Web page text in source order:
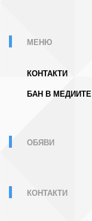
МЕНЮ
КОНТАКТИ
БАН В МЕДИИТЕ
ОБЯВИ
КОНТАКТИ